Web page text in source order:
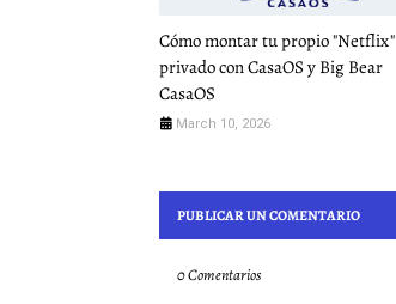
Cómo montar tu propio "Netflix"
privado con CasaOS y Big Bear
CasaOS
March 10, 2026
PUBLICAR UN COMENTARIO
0 Comentarios